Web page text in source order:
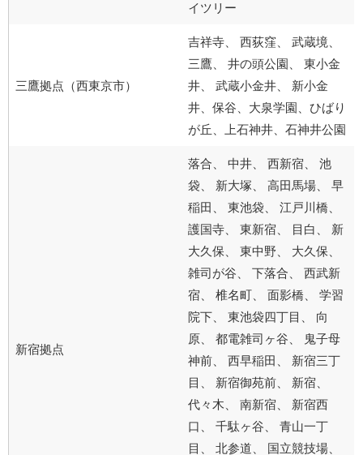
イツリー
三鷹拠点（西東京市）
吉祥寺、 西荻窪、 武蔵境、
三鷹、 井の頭公園、 東小金
井、 武蔵小金井、 新小金
井、保谷、大泉学園、ひばり
が丘、上石神井、石神井公園
新宿拠点
落合、 中井、 西新宿、 池
袋、 新大塚、 高田馬場、 早
稲田、 東池袋、 江戸川橋、
護国寺、 東新宿、 目白、 新
大久保、 東中野、 大久保、
雑司が谷、 下落合、 西武新
宿、 椎名町、 面影橋、 学習
院下、 東池袋四丁目、 向
原、 都電雑司ヶ谷、 鬼子母
神前、 西早稲田、 新宿三丁
目、 新宿御苑前、 新宿、
代々木、 南新宿、 新宿西
口、 千駄ヶ谷、 青山一丁
目、 北参道、 国立競技場、